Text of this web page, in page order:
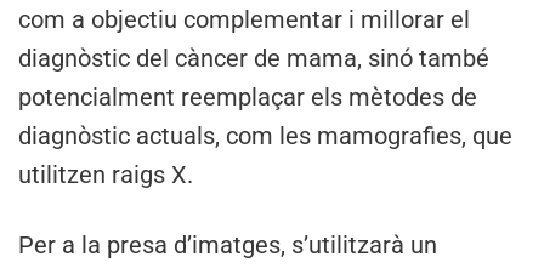
com a objectiu complementar i millorar el
diagnòstic del càncer de mama, sinó també
potencialment reemplaçar els mètodes de
diagnòstic actuals, com les mamografies, que
utilitzen raigs X.
Per a la presa d’imatges, s’utilitzarà un